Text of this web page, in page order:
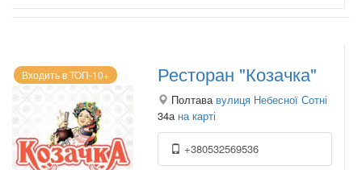
Входить в ТОП-10+ Ресторан "Козачка"
Полтава вулиця Небесної Сотні
34а на карті
+380532569536